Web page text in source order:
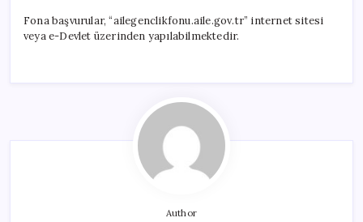
Fona başvurular, “ailegenclikfonu.aile.gov.tr” internet sitesi
veya e-Devlet üzerinden yapılabilmektedir.
Author